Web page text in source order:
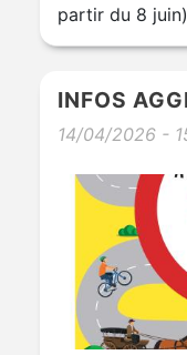
partir du 8 juin)
INFOS
14/04/2026 -